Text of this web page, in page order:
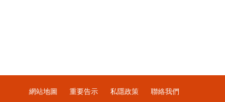
網站地圖 重要告示 私隱政策 聯絡我們